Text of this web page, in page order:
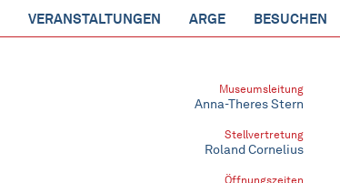
VERANSTALTUNGEN ARGE BESUCHEN
Museumsleitung
Anna-Theres Stern
Stellvertretung
Roland Cornelius
Öffnungszeiten